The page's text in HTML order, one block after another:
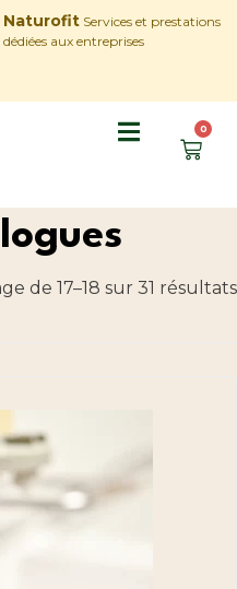
Naturofit Services et prestations
dédiées aux entreprises
0
de 17–18 sur 31 résultats